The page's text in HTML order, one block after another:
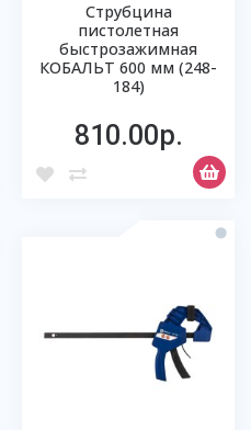
Струбцина
пистолетная
быстрозажимная
КОБАЛЬТ 600 мм (248-
184)
810.00р.